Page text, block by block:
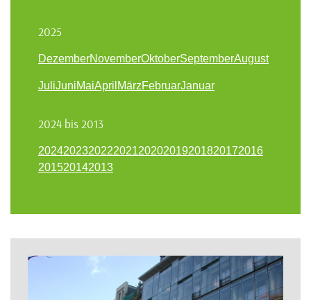
2025
DezemberNovemberOktoberSeptemberAugust
JuliJuniMaiApril MärzFebruarJanuar
2024 bis 2013
202420232022202120202019201820172016
201520142013